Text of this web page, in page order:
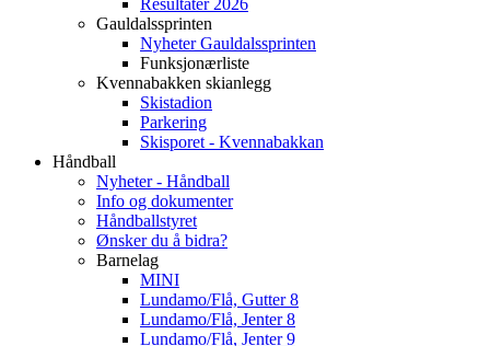
Gauldalssprinten
Nyheter Gauldalssprinten
Funksjonærliste
Kvennabakken skianlegg
Skistadion
Parkering
Skisporet - Kvennabakkan
Håndball
Nyheter - Håndball
Info og dokumenter
Håndballstyret
Ønsker du å bidra?
Barnelag
MINI
Lundamo/Flå, Gutter 8
Lundamo/Flå, Jenter 8
Lundamo/Flå, Jenter 9